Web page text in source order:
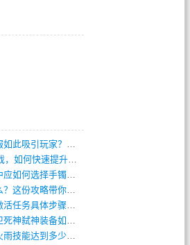
玩家？深度攻略解析
快速提升角色等级？
何选择手镯装备？
份攻略带你全掌握
步骤是什么？如何完成？
备如何获取与佩戴攻略？
多少级可以开始练装备？